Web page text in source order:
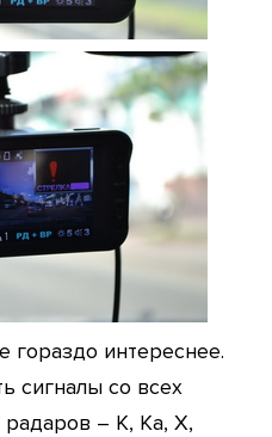
гораздо интереснее.
сигналы со всех
– K, Ka, Х,